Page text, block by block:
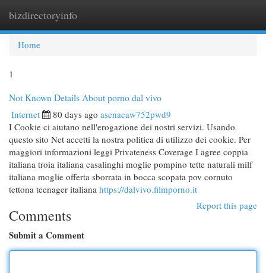
bizdirectoryinfo
Home
1
Not Known Details About porno dal vivo
Internet 80 days ago asenacaw752pwd9
I Cookie ci aiutano nell'erogazione dei nostri servizi. Usando
questo sito Net accetti la nostra politica di utilizzo dei cookie. Per
maggiori informazioni leggi Privateness Coverage I agree coppia
italiana troia italiana casalinghi moglie pompino tette naturali milf
italiana moglie offerta sborrata in bocca scopata pov cornuto
tettona teenager italiana https://dalvivo.filmporno.it
Report this page
Comments
Submit a Comment